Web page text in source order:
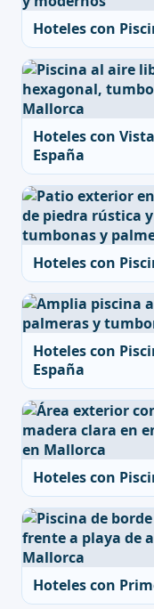
Hoteles con
Hoteles con
España
Hoteles con
Hoteles con
España
Hoteles con
Hoteles con